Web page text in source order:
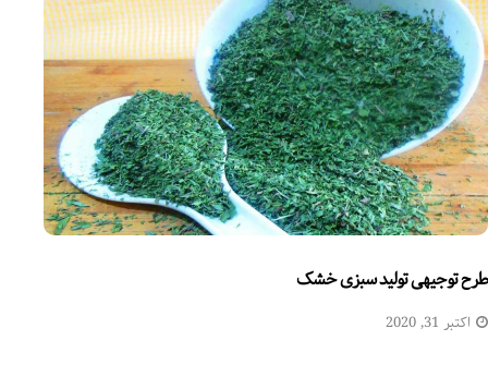
طرح توجیهی تولید سبزی خشک
اکتبر 31, 2020